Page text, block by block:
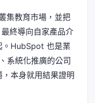
集教育市場，並把
終導向自家產品介
。HubSpot 也是業
系統化推廣的公司
本身就用結果證明